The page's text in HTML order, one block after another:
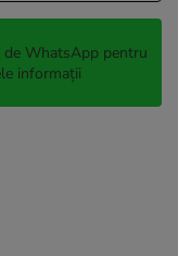
WhatsApp pentru
informații